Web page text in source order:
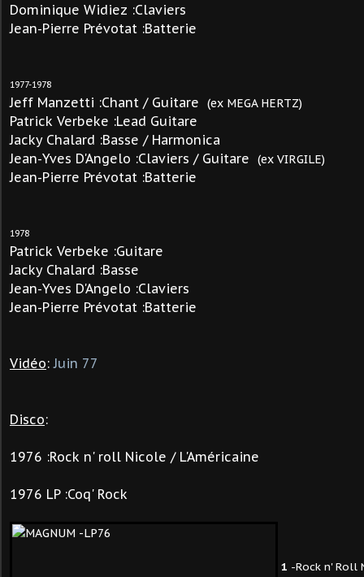
Dominique Widiez :Claviers
Jean-Pierre Prévotat :Batterie
1977-1978
Jeff Manzetti :Chant / Guitare (ex MEGA HERTZ)
Patrick Verbeke :Lead Guitare
Jacky Chalard :Basse / Harmonica
Jean-Yves D'Angelo :Claviers / Guitare (ex VIRGILE)
Jean-Pierre Prévotat :Batterie
1978
Patrick Verbeke :Guitare
Jacky Chalard :Basse
Jean-Yves D'Angelo :Claviers
Jean-Pierre Prévotat :Batterie
Vidéo:Juin 77
Disco:
1976 :Rock n' roll Nicole / L'Américaine
1976 LP :Coq' Rock
1 -Rock n' Roll